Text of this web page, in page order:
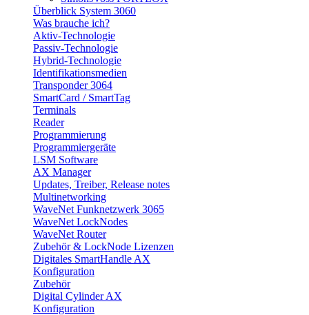
Überblick System 3060
Was brauche ich?
Aktiv-Technologie
Passiv-Technologie
Hybrid-Technologie
Identifikationsmedien
Transponder 3064
SmartCard / SmartTag
Terminals
Reader
Programmierung
Programmiergeräte
LSM Software
AX Manager
Updates, Treiber, Release notes
Multinetworking
WaveNet Funknetzwerk 3065
WaveNet LockNodes
WaveNet Router
Zubehör & LockNode Lizenzen
Digitales SmartHandle AX
Konfiguration
Zubehör
Digital Cylinder AX
Konfiguration